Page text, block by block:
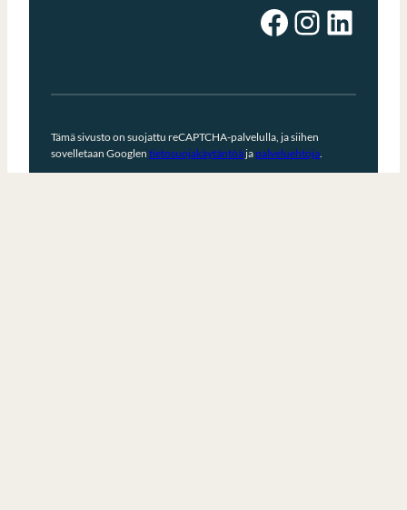
Facebook Instagram LinkedIn
Tämä sivusto on suojattu reCAPTCHA-palvelulla, ja siihen
sovelletaan Googlen tietosuojakäytäntöäja palveluehtoja